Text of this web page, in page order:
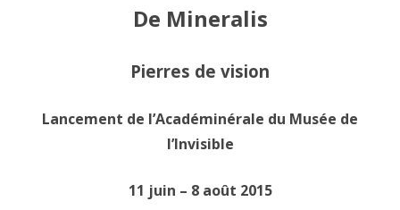
De Mineralis
Pierres de vision
Lancement de l’Académinérale du Musée de
l’Invisible
11 juin – 8 août 2015